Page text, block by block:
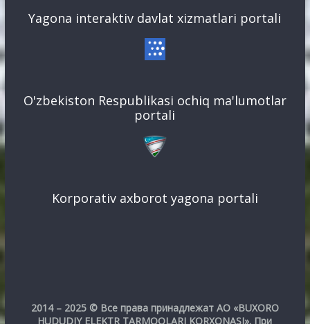
Yagona interaktiv davlat xizmatlari portali
O'zbekiston Respublikasi ochiq ma'lumotlar
portali
Korporativ axborot yagona portali
2014 – 2025 © Все права принадлежат АО «BUXORO
HUDUDIY ELEKTR TARMOQLARI KORXONASI». При